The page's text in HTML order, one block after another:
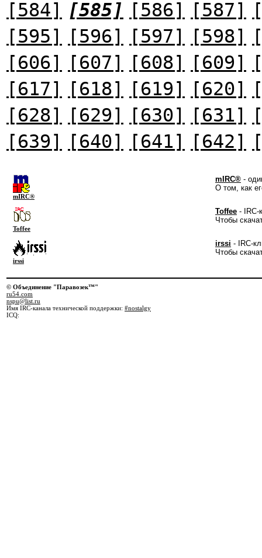
[584] [585] [586] [587]
[595]
[596] [597] [598]
[606]
[607] [608] [609]
[617]
[618] [619] [620]
[628]
[629] [630] [631]
[639]
[640] [641] [642]
mIRC®
mIRC® -
О том, как
Toffee
Toffee - IRC-
Чтобы
irssi
irssi - IRC-
Чтобы
© Объединение "Паравозек™"
ru54.com
nspu@list.ru
Имя IRC-канала технической поддержки: #nostalgy
ICQ: